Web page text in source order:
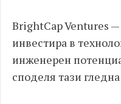
BrightCap Ventures
инвестира в
инженерен
споделя тази